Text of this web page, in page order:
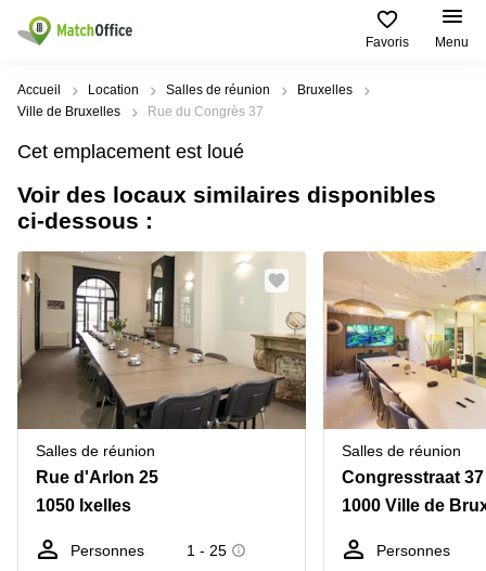
Favoris Menu
Rechercher / publier
Types
d'espaces
Bureaux
Centre
d’affaires
Coworking
Salles
réunion
Bureau
virtuel
Villes
Populaires
Alost
Anvers
Bruges
Bruxelles
Bruxelles
Aeroport
Gand
Hasselt
la
Neuve
Recherches
populaires
Bureau
a louer
Bureau à
louer
Bruxelles
Bureau
Gand
Bureau
à louer
Liège
Centre
Anvers
Aide
Qui sommes-nous?
Publier un bureau
Prix
Connexion
Choisissez une langue
flamand
Accueil Location Salles de réunion
Bruxelles
Ville de Bruxelles
Rue du Congrès 37
Cet emplacement est loué
Voir des locaux similaires disponibles
ci-dessous :
Salles de réunion
Rue d'Arlon 25
1050 Ixelles
Personnes
1 - 25
Salles de réunion
Congresstraat 37
1000 Ville de
Personnes